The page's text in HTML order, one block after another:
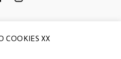
MOI
COOKIES XX